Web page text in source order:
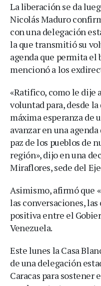
La liberación se da
Nicolás Maduro
con una delegación
la que transmitió su
agenda que permita el
mencionó a los
«Ratifico, como le dije
voluntad para, desde
máxima esperanza de
avanzar en una
paz de los pueblos de
región», dijo en una
Miraflores, sede del
Asimismo, afirmó que
las conversaciones,
positiva entre el
Venezuela.
Este lunes la Casa
de una delegación
Caracas para sostener